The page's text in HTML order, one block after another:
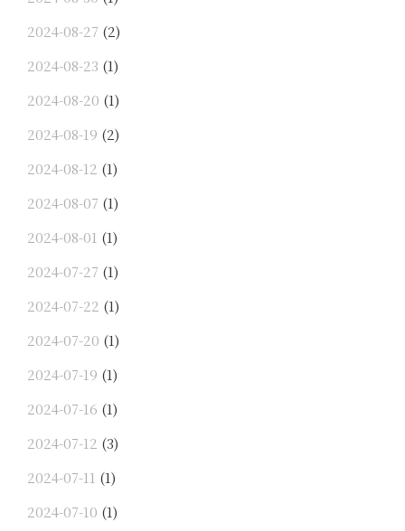
2024-08-27 (2)
2024-08-23 (1)
2024-08-20 (1)
2024-08-19 (2)
2024-08-12 (1)
2024-08-07 (1)
2024-08-01 (1)
2024-07-27 (1)
2024-07-22 (1)
2024-07-20 (1)
2024-07-19 (1)
2024-07-16 (1)
2024-07-12 (3)
2024-07-11 (1)
2024-07-10 (1)